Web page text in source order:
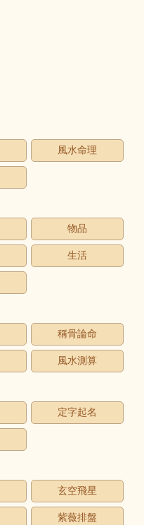
風水命理
物品
生活
稱骨論命
風水測算
定字起名
玄空飛星
紫薇排盤